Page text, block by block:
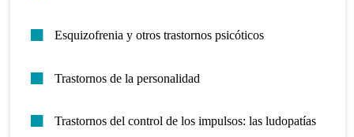
Esquizofrenia y otros trastornos psicóticos
Trastornos de la personalidad
Trastornos del control de los impulsos: las ludopatías